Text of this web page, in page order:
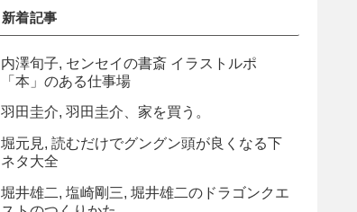
新着記事
内澤旬子, センセイの書斎 イラストルポ
「本」のある仕事場
羽田圭介, 羽田圭介、家を買う。
堀元見, 読むだけでグングン頭が良くなる下
ネタ大全
堀井雄二, 塩崎剛三, 堀井雄二のドラゴンクエ